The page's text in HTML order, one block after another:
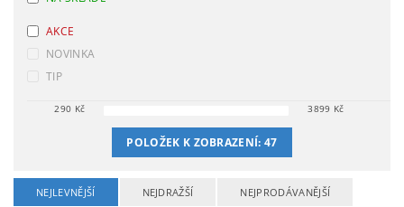
AKCE
NOVINKA
TIP
290 Kč 3899 Kč
POLOŽEK K ZOBRAZENÍ:47
NEJLEVNĚJŠÍ NEJDRAŽŠÍ NEJPRODÁVANĚJŠÍ